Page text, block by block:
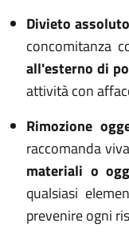
Divieto
concomitanza
all'esterno di
attività con
Rimozione
raccomanda
materiali o
qualsiasi
prevenire ogni